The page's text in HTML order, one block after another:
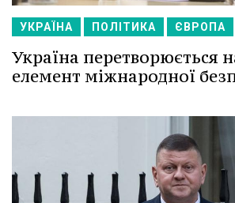
УКРАЇНА ПОЛІТИКА ЄВРОПА
Україна перетворюється
елемент міжнародної